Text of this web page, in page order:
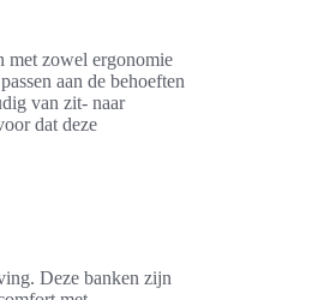
met zowel ergonomie
aan de behoeften
van zit- naar
dat deze
Deze banken zijn